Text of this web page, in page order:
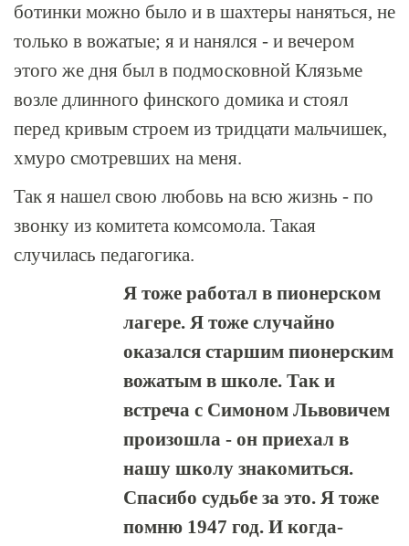
ботинки можно было и в шахтеры наняться, не
только в вожатые; я и нанялся - и вечером
этого же дня был в подмосковной Клязьме
возле длинного финского домика и стоял
перед кривым строем из тридцати мальчишек,
хмуро смотревших на меня.
Так я нашел свою любовь на всю жизнь - по
звонку из комитета комсомола. Такая
случилась педагогика.
Я тоже работал в пионерском
лагере. Я тоже случайно
оказался старшим пионерским
вожатым в школе. Так и
встреча с Симоном Львовичем
произошла - он приехал в
нашу школу знакомиться.
Спасибо судьбе за это. Я тоже
помню 1947 год. И когда-